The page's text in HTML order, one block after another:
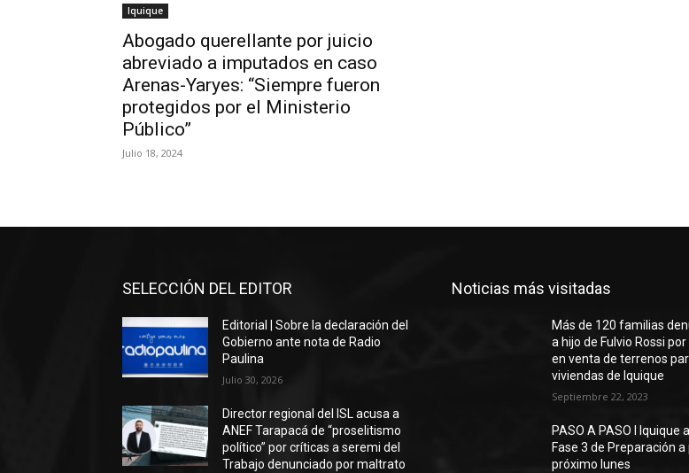
Iquique
Abogado querellante por juicio
abreviado a imputados en caso
Arenas-Yaryes: “Siempre fueron
protegidos por el Ministerio
Público”
Julio 18, 2024
SELECCIÓN DEL EDITOR
Editorial | Sobre la declaración del
Gobierno ante nota de Radio
Paulina
Julio 30, 2026
Director regional del ISL acusa a
ANEF Tarapacá de “proselitismo
político” por críticas a seremi del
Trabajo denunciado por maltrato
Noticias más visitadas
Más de 120 familias
a hijo de Fulvio Rossi
en venta de terrenos
viviendas de Iquique
Septiembre 22, 2023
PASO A PASO I Iquique
Fase 3 de Preparación a
próximo lunes